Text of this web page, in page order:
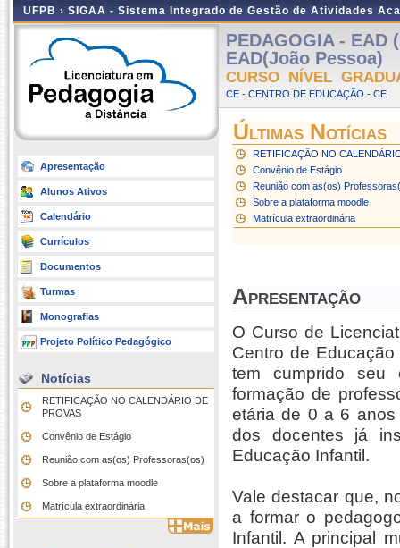
UFPB › SIGAA - Sistema Integrado de Gestão de Atividades
Apresentação
Alunos Ativos
Calendário
Currículos
Documentos
Turmas
Monografias
Projeto Político Pedagógico
Notícias
RETIFICAÇÃO NO CALENDÁRIO DE
PROVAS
Convênio de Estágio
Reunião com as(os) Professoras(os)
Sobre a plataforma moodle
Matrícula extraordinária
PEDAGOGIA - EAD
EAD(João Pessoa)
CURSO NÍVEL
CE - CENTRO DE EDUCAÇÃO - CE
Últimas Notícias
RETIFICAÇÃO NO
Convênio de Estágio
Reunião com as(os)
Sobre a plataforma moodle
Matrícula extraordinária
Apresentação
O Curso de
Centro de
tem cumprido seu
formação de
etária de 0 a 6 anos
dos docentes já
Educação Infantil.
Vale destacar que,
a formar o
Infantil. A principal